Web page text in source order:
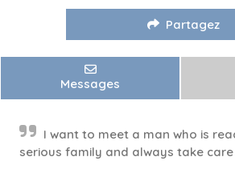
Partagez
Messages
I want to meet a man who is
serious family and always take